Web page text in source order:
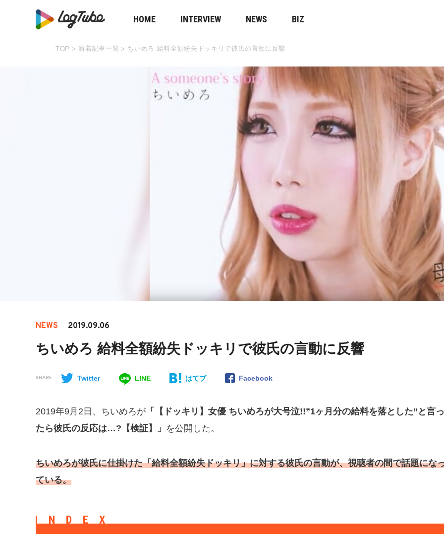
HOME INTERVIEW NEWS BIZ
TOP > 新着記事一覧 > ちいめろ 給料全額紛失ドッキリで彼氏の言動に反響
NEWS 2019.09.06
ちいめろ 給料全額紛失ドッキリで彼氏の言動に反響
SHARE Twitter LINE はてブ Facebook
2019年9月2日、ちいめろが 「【ドッキリ】女優 ちいめろが大号泣!!”1ヶ月分の給料を落とした”と言っ
たら彼氏の反応は…?【検証】」 を公開した。
ちいめろが彼氏に仕掛けた「給料全額紛失ドッキリ」に対する彼氏の言動が、視聴者の間で話題にな
ている。
INDEX